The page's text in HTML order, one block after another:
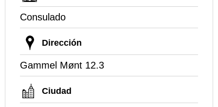
Consulado
Dirección
Gammel Mønt 12.3
Ciudad